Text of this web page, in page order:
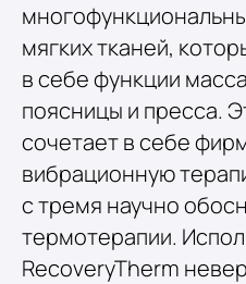
мягких тканей,
в себе функции
поясницы и пресса.
сочетает в себе
вибрационную
с тремя научно
термотерапии.
RecoveryTherm